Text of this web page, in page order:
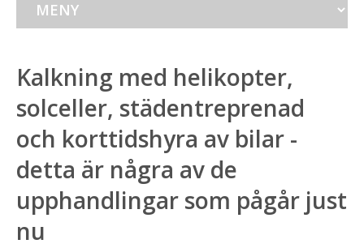
Kalkning med helikopter,
solceller, städentreprenad
och korttidshyra av bilar -
detta är några av de
upphandlingar som pågår just
nu